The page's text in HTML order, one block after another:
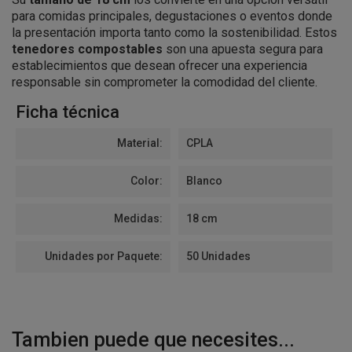
para comidas principales, degustaciones o eventos donde
la presentación importa tanto como la sostenibilidad. Estos
tenedores compostables son una apuesta segura para
establecimientos que desean ofrecer una experiencia
responsable sin comprometer la comodidad del cliente.
Ficha técnica
Material: CPLA
Color: Blanco
Medidas: 18 cm
Unidades por Paquete: 50 Unidades
Tambien puede que necesites...